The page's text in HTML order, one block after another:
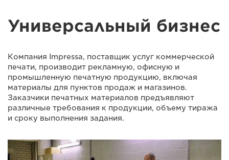
Универсальный бизнес
Компания Impressa, поставщик услуг коммерческой
печати, производит рекламную, офисную и
промышленную печатную продукцию, включая
материалы для пунктов продаж и магазинов.
Заказчики печатных материалов предъявляют
различные требования к продукции, объему тиража
и сроку выполнения задания.